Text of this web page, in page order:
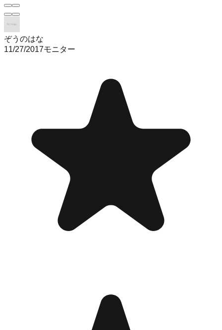
ぞうのはな
11/27/2017モニター